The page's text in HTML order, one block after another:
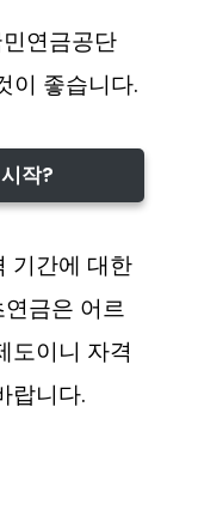
연금공단
이 좋습니다.
작?
기간에 대한
금은 어르
도이니 자격
랍니다.